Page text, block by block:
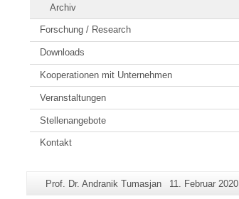
Archiv
Forschung / Research
Downloads
Kooperationen mit Unternehmen
Veranstaltungen
Stellenangebote
Kontakt
Zusätzliche
Seiten-
Prof. Dr. Andranik Tumasjan
Letzte
11. Februar 2020